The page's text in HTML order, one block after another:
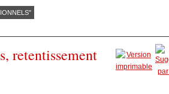
retentissement